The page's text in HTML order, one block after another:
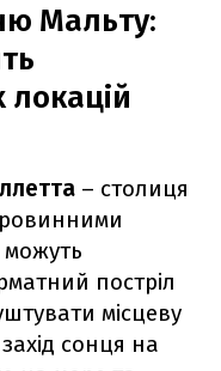
Мальту:
– столиця
можуть
постріл
місцеву
захід сонця на